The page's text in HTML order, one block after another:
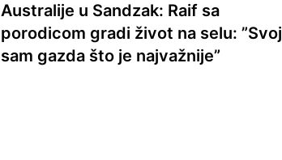
Australije u Sandzak: Raif sa
porodicom gradi život na selu: ”Svoj
sam gazda što je najvažnije”